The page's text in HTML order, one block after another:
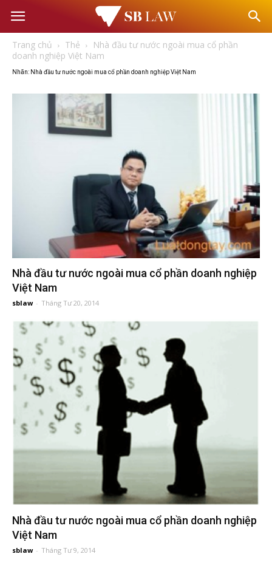
Văn
phòng
đầu
diện
Trang chủ Thẻ
Nhà đầu tư nước ngoài mua cổ phần
doanh nghiệp Việt Nam
Nhãn: Nhà đầu tư nước ngoài mua cổ phần doanh nghiệp Việt Nam
Nhà đầu tư nước ngoài mua cổ phần doanh nghiệp
Việt Nam
sblaw - Tháng Tư 20, 2014
Nhà đầu tư nước ngoài mua cổ phần doanh nghiệp
Việt Nam
sblaw - Tháng Tư 9, 2014